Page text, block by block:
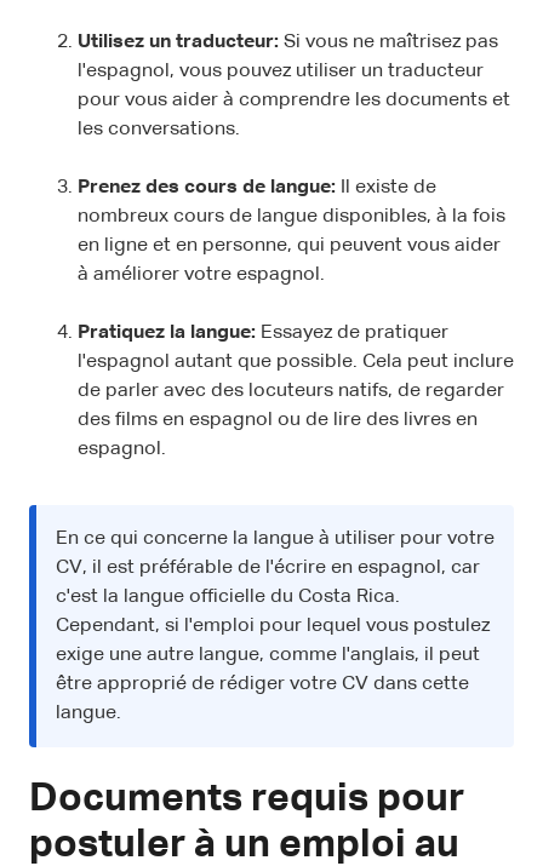
Utilisez un traducteur: Si vous ne maîtrisez pas
l'espagnol, vous pouvez utiliser un traducteur
pour vous aider à comprendre les documents et
les conversations.
Prenez des cours de langue: Il existe de
nombreux cours de langue disponibles, à la fois
en ligne et en personne, qui peuvent vous aider
à améliorer votre espagnol.
Pratiquez la langue: Essayez de pratiquer
l'espagnol autant que possible. Cela peut inclure
de parler avec des locuteurs natifs, de regarder
des films en espagnol ou de lire des livres en
espagnol.
En ce qui concerne la langue à utiliser pour votre
CV, il est préférable de l'écrire en espagnol, car
c'est la langue officielle du Costa Rica.
Cependant, si l'emploi pour lequel vous postulez
exige une autre langue, comme l'anglais, il peut
être approprié de rédiger votre CV dans cette
langue.
Documents requis pour
postuler à un emploi au